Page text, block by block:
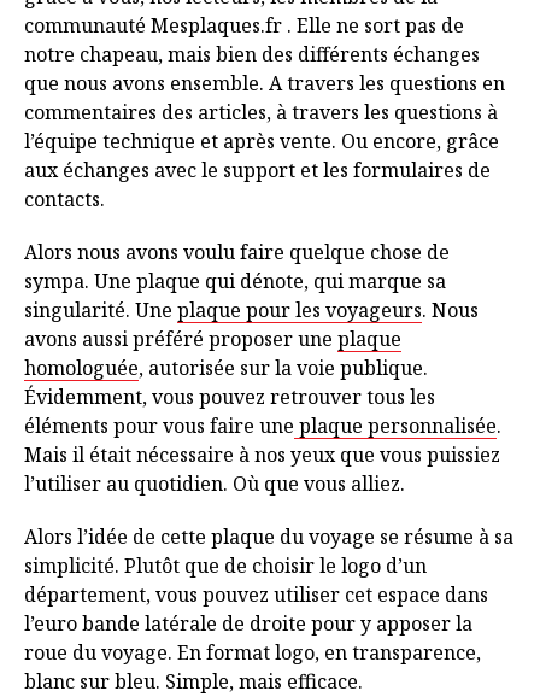
communauté Mesplaques.fr . Elle ne sort pas de
notre chapeau, mais bien des différents échanges
que nous avons ensemble. A travers les questions en
commentaires des articles, à travers les questions à
l’équipe technique et après vente. Ou encore, grâce
aux échanges avec le support et les formulaires de
contacts.
Alors nous avons voulu faire quelque chose de
sympa. Une plaque qui dénote, qui marque sa
singularité. Une plaque pour les voyageurs. Nous
avons aussi préféré proposer une plaque
homologuée, autorisée sur la voie publique.
Évidemment, vous pouvez retrouver tous les
éléments pour vous faire une plaque personnalisée.
Mais il était nécessaire à nos yeux que vous puissiez
l’utiliser au quotidien. Où que vous alliez.
Alors l’idée de cette plaque du voyage se résume à sa
simplicité. Plutôt que de choisir le logo d’un
département, vous pouvez utiliser cet espace dans
l’euro bande latérale de droite pour y apposer la
roue du voyage. En format logo, en transparence,
blanc sur bleu. Simple, mais efficace.